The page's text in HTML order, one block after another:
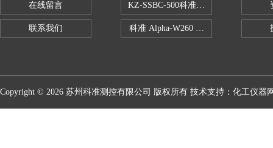
在线留言
联系我们
KZ-SSBC-500科准单柱电子万能试验
科准 Alpha-W260 半导体全自动推拉
Copyright © 2026 苏州科准测控有限公司 版权所有 技术支持： 化工仪器